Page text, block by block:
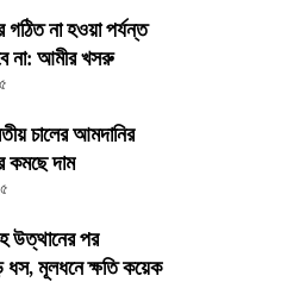
গঠিত না হওয়া পর্যন্ত
না: আমীর খসরু
চালের আমদানির
কমছে দাম
উত্থানের পর
ধস, মূলধনে ক্ষতি কয়েক